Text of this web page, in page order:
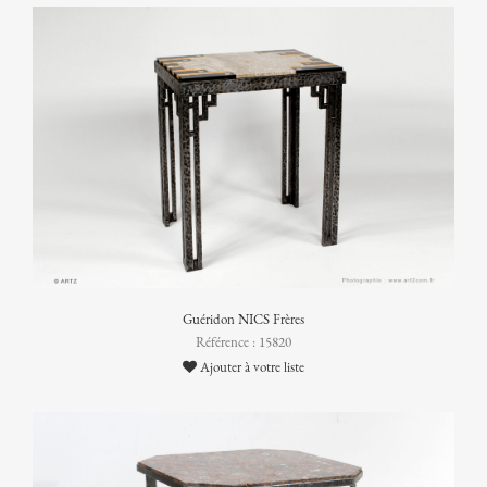
Guéridon NICS Frères
Référence : 15820
Ajouter à votre liste